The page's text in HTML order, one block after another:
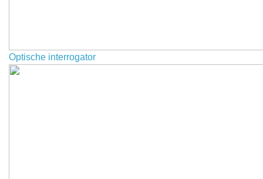
Optische interrogator